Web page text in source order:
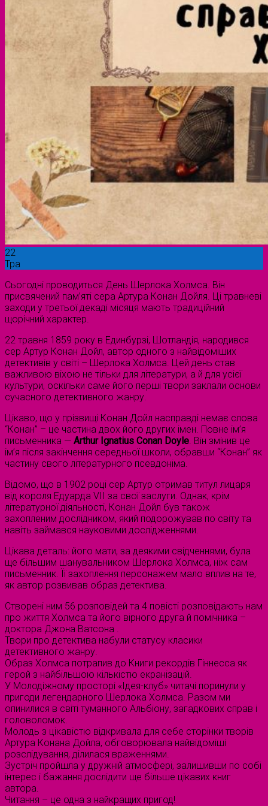
22
Тра
Сьогодні проводиться День Шерлока Холмса. Він
присвячений пам’яті сера Артура Конан Дойля. Ці травневі
заходи у третьої декаді місяця мають традиційний
щорічний характер.
22 травня 1859 року в Единбурзі, Шотландія, народився
сер Артур Конан Дойл, автор одного з найвідоміших
детективів у світі – Шерлока Холмса. Цей день став
важливою віхою не тільки для літератури, а й для усієї
культури, оскільки саме його перші твори заклали основи
сучасного детективного жанру.
Цікаво, що у прізвищі Конан Дойл насправді немає слова
“Конан” – це частина двох його других імен. Повне ім’я
письменника — Arthur Ignatius Conan Doyle. Він змінив це
ім’я після закінчення середньої школи, обравши “Конан” як
частину свого літературного псевдоніма.
Відомо, що в 1902 році сер Артур отримав титул лицаря
від короля Едуарда VII за свої заслуги. Однак, крім
літературної діяльності, Конан Дойл був також
захопленим дослідником, який подорожував по світу та
навіть займався науковими дослідженнями.
Цікава деталь: його мати, за деякими свідченнями, була
ще більшим шанувальником Шерлока Холмса, ніж сам
письменник. Її захоплення персонажем мало вплив на те,
як автор розвивав образ детектива.
Створені ним 56 розповідей та 4 повісті розповідають нам
про життя Холмса та його вірного друга й помічника –
доктора Джона Ватсона .
Твори про детектива набули статусу класики
детективного жанру.
Образ Холмса потрапив до Книги рекордів Гіннесса як
герой з найбільшою кількістю екранізацій.
У Молодіжному просторі «Ідея-клуб» читачі поринули у
пригоди легендарного Шерлока Холмса. Разом ми
опинилися в світі туманного Альбіону, загадкових справ і
головоломок.
Молодь з цікавістю відкривала для себе сторінки творів
Артура Конана Дойла, обговорювала найвідоміші
розслідування, ділилася враженнями.
Зустріч пройшла у дружній атмосфері, залишивши по собі
інтерес і бажання дослідити ще більше цікавих книг
автора.
Читання – це одна з найкращих пригод!